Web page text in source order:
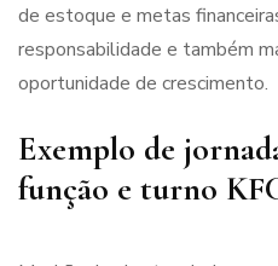
de estoque e metas
responsabilidade e também
oportunidade de crescimento.
Exemplo de
função e turno